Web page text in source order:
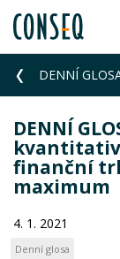
DENNÍ
finanční
maximum
4. 1. 2021
Denní glosa